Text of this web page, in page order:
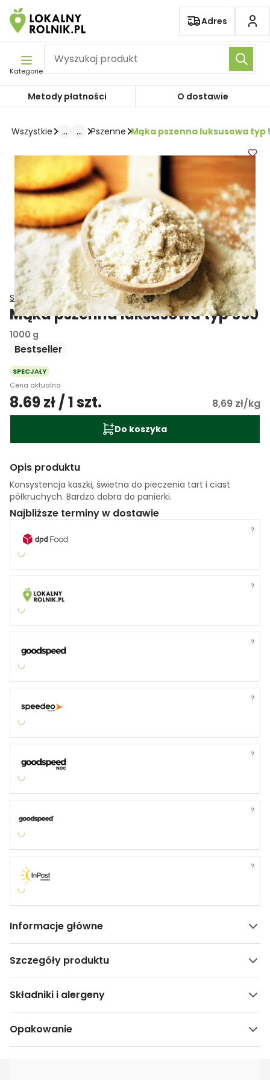
Pomiń nawigację
Adres
Kategorie
Metody płatności O dostawie
Wszystkie ... ... Pszenne Mąka pszenna luksusowa typ
Bestseller
Swoja Mąka
Mąka pszenna luksusowa typ 550
1000 g
SPECJAŁY
Cena aktualna
8.69 zł / 1 szt. 8,69 zł/kg
Do koszyka
Opis produktu
Konsystencja kaszki, świetna do pieczenia tart i ciast
półkruchych. Bardzo dobra do panierki.
Najbliższe terminy w dostawie
?
?
?
?
?
?
?
Informacje główne
Szczegóły produktu
Składniki i alergeny
Opakowanie